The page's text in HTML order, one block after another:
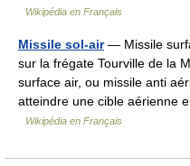
Wikipédia en Français
Missile sol-air— Missile
sur la frégate Tourville de la
surface air, ou missile anti
atteindre une cible aérienne
Wikipédia en Français